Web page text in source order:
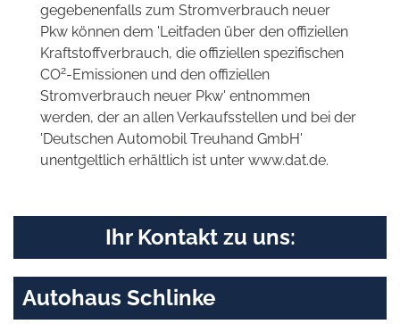
gegebenenfalls zum Stromverbrauch neuer
Pkw können dem 'Leitfaden über den offiziellen
Kraftstoffverbrauch, die offiziellen spezifischen
CO2-Emissionen und den offiziellen
Stromverbrauch neuer Pkw' entnommen
werden, der an allen Verkaufsstellen und bei der
'Deutschen Automobil Treuhand GmbH'
unentgeltlich erhältlich ist unter www.dat.de.
Ihr Kontakt zu uns:
Autohaus Schlinke